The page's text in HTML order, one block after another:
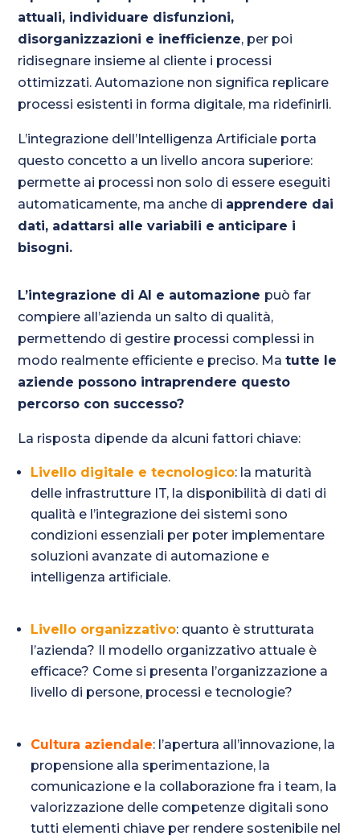
attuali, individuare disfunzioni,
disorganizzazioni e inefficienze, per poi
ridisegnare insieme al cliente i processi
ottimizzati. Automazione non significa replicare
processi esistenti in forma digitale, ma ridefinirli.
L’integrazione dell’Intelligenza Artificiale porta
questo concetto a un livello ancora superiore:
permette ai processi non solo di essere eseguiti
automaticamente, ma anche di apprendere dai
dati, adattarsi alle variabili e anticipare i
bisogni.
L’integrazione di AI e automazione può far
compiere all’azienda un salto di qualità,
permettendo di gestire processi complessi in
modo realmente efficiente e preciso. Matutte le
aziende possono intraprendere questo
percorso con successo?
La risposta dipende da alcuni fattori chiave:
Livello digitale e tecnologico: la maturità
delle infrastrutture IT, la disponibilità di dati di
qualità e l’integrazione dei sistemi sono
condizioni essenziali per poter implementare
soluzioni avanzate di automazione e
intelligenza artificiale.
Livello organizzativo: quanto è strutturata
l’azienda? Il modello organizzativo attuale è
efficace? Come si presenta l’organizzazione a
livello di persone, processi e tecnologie?
Cultura aziendale: l’apertura all’innovazione, la
propensione alla sperimentazione, la
comunicazione e la collaborazione fra i team, la
valorizzazione delle competenze digitali sono
tutti elementi chiave per rendere sostenibile nel